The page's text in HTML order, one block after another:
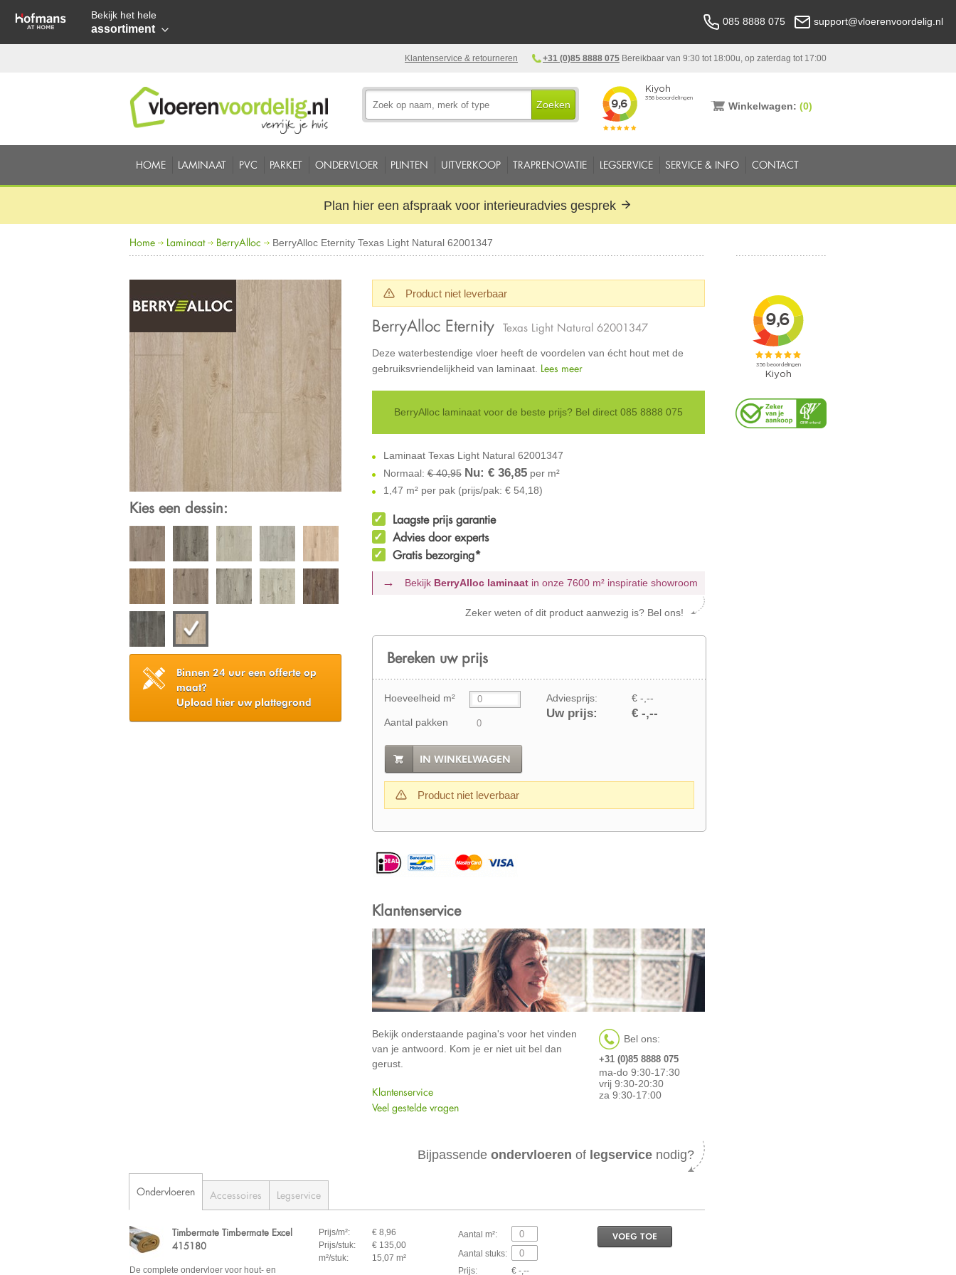
Bekijk het hele
assortiment
085 8888 075 support@vloerenvoordelig.nl
+31 (0)85 8888 075 Bereikbaar van 9:30 tot 18:00u, op zaterdag tot 17:00
Klantenservice & retourneren
Zoeken Winkelwagen: (0)
HOME LAMINAAT PVC PARKET ONDERVLOER PLINTEN UITVERKOOP TRAPRENOVATIE LEGSERVICE SERVICE & INFO CONTACT
Plan hier een afspraak voor interieuradvies gesprek
Home Laminaat BerryAlloc BerryAlloc Eternity Texas Light Natural 62001347
Kies een dessin:
Binnen 24 uur een offerte op
maat?
Upload hier uw plattegrond
Product niet leverbaar
BerryAlloc Eternity Texas Light Natural 62001347
Deze waterbestendige vloer heeft de voordelen van écht hout met de
gebruiksvriendelijkheid van laminaat. Lees meer
BerryAlloc laminaat voor de beste prijs? Bel direct 085 8888 075
Laminaat Texas Light Natural 62001347
Normaal:€ 40,95 Nu: € 36,85per m²
1,47 m² per pak (prijs/pak: € 54,18)
Laagste prijs garantie
Advies door experts
Gratis bezorging*
Bekijk BerryAlloc laminaat in onze 7600 m² inspiratie showroom
Zeker weten of dit product aanwezig is? Bel ons!
Bereken uw prijs
Hoeveelheid m²
Aantal pakken
Adviesprijs: € -,--
Uw prijs: € -,--
IN WINKELWAGEN
Product niet leverbaar
Klantenservice
Bekijk onderstaande pagina's voor het vinden
van je antwoord. Kom je er niet uit bel dan
gerust.
Klantenservice
Veel gestelde vragen
Bel ons:
+31 (0)85 8888 075
ma-do 9:30-17:30
vrij 9:30-20:30
za 9:30-17:00
Bijpassendeondervloeren of legservice nodig?
Ondervloeren Accessoires Legservice
Timbermate Timbermate Excel
415180
De complete ondervloer voor hout- en
Prijs/m²:
€ 8,96
Prijs/stuk:
€ 135,00
m²/stuk:
15,07 m²
Aantal m²:
Aantal stuks:
Prijs:
€ -,--
VOEG TOE